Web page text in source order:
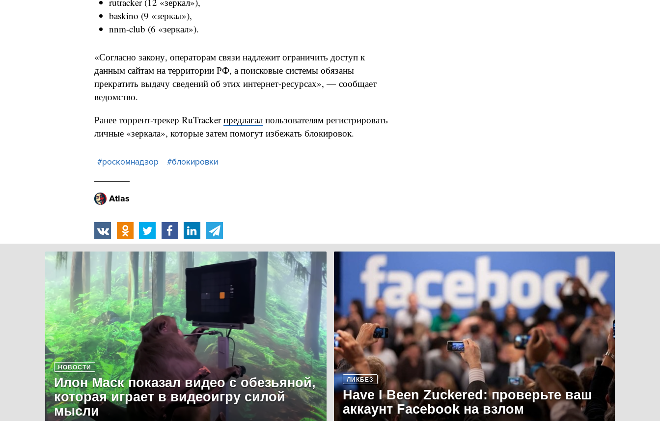
baskino (9 «зеркал»),
nnm-club (6 «зеркал»).
«Согласно закону, операторам связи надлежит ограничить доступ к
данным сайтам на территории РФ, а поисковые системы обязаны
прекратить выдачу сведений об этих интернет-ресурсах», — сообщает
ведомство.
Ранее торрент-трекер RuTrackerпредлагал пользователям регистрировать
личные «зеркала», которые затем помогут избежать блокировок.
#роскомнадзор #блокировки
Atlas
НОВОСТИ
Илон Маск показал видео с обезьяной,
которая играет в видеоигру силой
мысли
ЛИКБЕЗ
Have I Been Zuckered: проверьте ваш
аккаунт Facebook на взлом